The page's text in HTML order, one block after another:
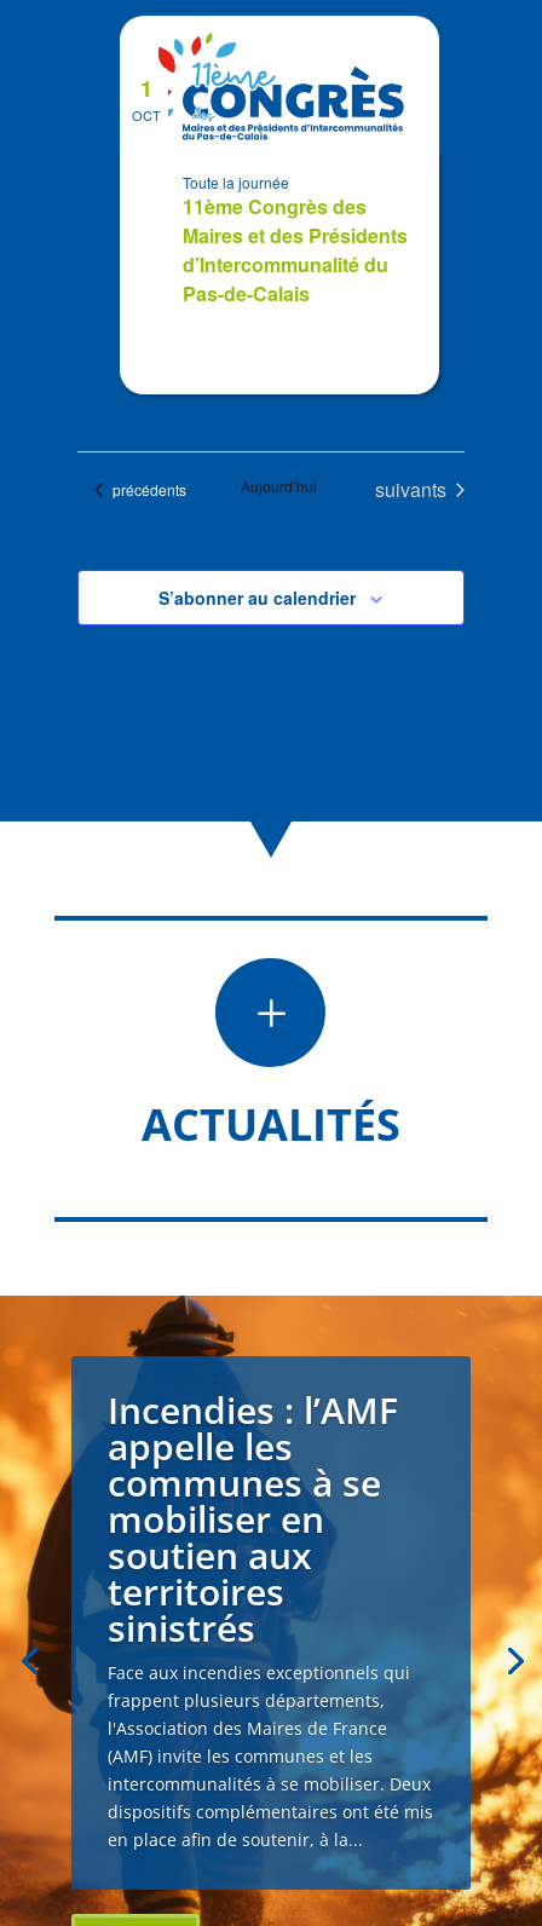
OCT
1
11ème Congrès des
Maires et des Présidents
d’Intercommunalité du
Pas-de-Calais
Toute la journée
Évènements
précédents Aujourd’hui Évènements
suivants
S’abonner au calendrier
L
ACTUALITÉS
Incendies : l’AMF
appelle les
communes à se
mobiliser en
soutien aux
territoires
sinistrés
Face aux incendies exceptionnels qui
frappent plusieurs départements,
l'Association des Maires de France
(AMF) invite les communes et les
intercommunalités à se mobiliser. Deux
dispositifs complémentaires ont été mis
en place afin de soutenir, à la...